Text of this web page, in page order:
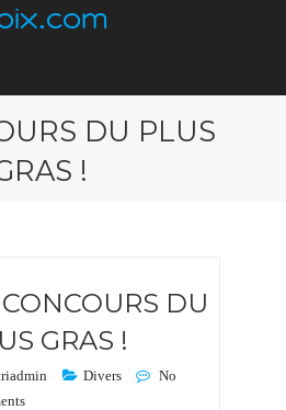
DU PLUS
!
DU
GRAS !
Divers
No